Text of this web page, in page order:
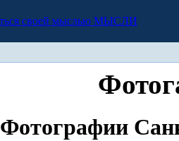
МЫСЛИ
Фотографии